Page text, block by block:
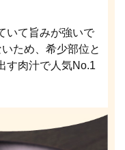
いて旨みが強いで
ため、希少部位と
す肉汁で人気No.1